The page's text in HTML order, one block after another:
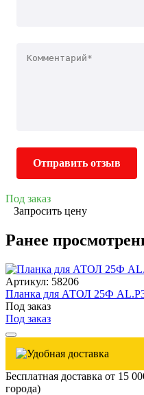
Отправить отзыв
Под заказ
Запросить цену
Ранее
Артикул: 58206
Планка для АТОЛ 25Ф
Под заказ
Под заказ
Бесплатная доставка от 15
города)